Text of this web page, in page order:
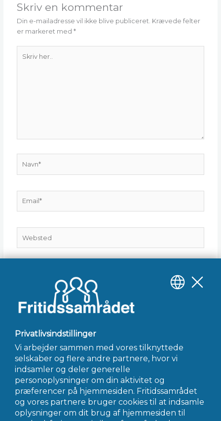
Skriv en kommentar
Din e-mailadresse vil ikke blive publiceret. Krævede felter
er markeret med*
her..
næste gang jeg kommenterer.